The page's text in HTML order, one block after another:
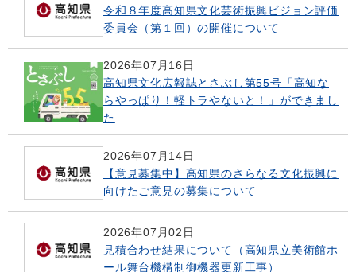
令和８年度高知県文化芸術振興ビジョン評価
委員会（第１回）の開催について
2026年07月16日
高知県文化広報誌とさぶし第55号「高知な
らやっぱり！軽トラやないと！」ができまし
た
2026年07月14日
【意見募集中】高知県のさらなる文化振興に
向けたご意見の募集について
2026年07月02日
見積合わせ結果について（高知県立美術館ホ
ール舞台機構制御機器更新工事）